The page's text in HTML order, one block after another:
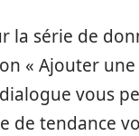
la série de
« Ajouter
vous
de tendance